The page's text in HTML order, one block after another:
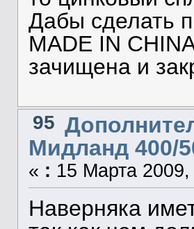
Дабы сделать
MADE IN
зачищена и
95
Мидланд 400/
« : 15 Марта
Наверняка